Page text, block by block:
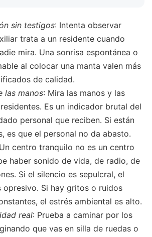
sin testigos: Intenta observar
trata a un residente cuando
mira. Una sonrisa espontánea o
al colocar una manta valen más
de calidad.
las manos: Mira las manos y las
Es un indicador brutal del
personal que reciben. Si están
es que el personal no da abasto.
centro tranquilo no es un centro
haber sonido de vida, de radio, de
Si el silencio es sepulcral, el
opresivo. Si hay gritos o ruidos
el estrés ambiental es alto.
real: Prueba a caminar por los
que vas en silla de ruedas o